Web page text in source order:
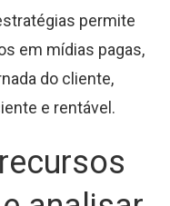
permite
em mídias pagas,
do cliente,
e rentável.